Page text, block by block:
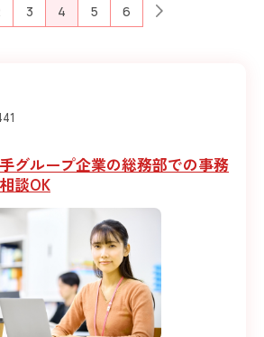
3 4 5 6
グループ企業の総務部での事務
談OK